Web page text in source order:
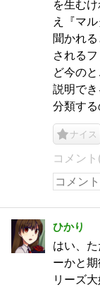
を生む
え『マ
聞かれ
される
ど今の
説明で
分類す
ナイス
コメント
ひかり
はい、
ーかと
リーズ